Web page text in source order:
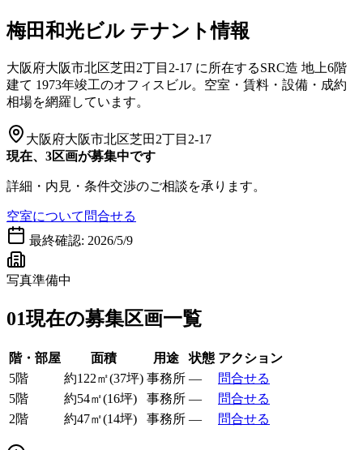
梅田和光ビル テナント情報
大阪府大阪市北区芝田2丁目2-17 に所在するSRC造 地上6階
建て 1973年竣工のオフィスビル。空室・賃料・設備・成約
相場を網羅しています。
大阪府大阪市北区芝田2丁目2-17
現在、3区画が募集中です
詳細・内見・条件交渉のご相談を承ります。
空室について問合せる
最終確認: 2026/5/9
写真準備中
01現在の募集区画一覧
階・部屋 面積 用途 状態 アクション
5階
約122㎡(37坪) 事務所 —
問合せる
5階
約54㎡(16坪) 事務所 —
問合せる
2階
約47㎡(14坪) 事務所 — 問合せる